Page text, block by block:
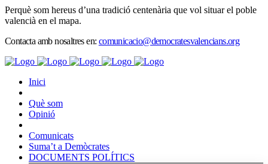
Perquè som hereus d’una tradició centenària que vol situar el poble
valencià en el mapa.
Contacta amb nosaltres en: comunicacio@democratesvalencians.org
Inici
Què som
Opinió
Comunicats
Suma’t a Demòcrates
DOCUMENTS POLÍTICS